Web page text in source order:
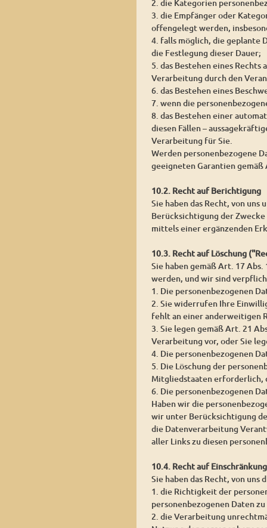
2. die Kategorien
3. die Empfänger oder
offengelegt werden,
4. falls möglich, die geplante
die Festlegung dieser Dauer;
5. das Bestehen eines
Verarbeitung durch den
6. das Bestehen eines
7. wenn die
8. das Bestehen einer
diesen Fällen –
Verarbeitung für Sie.
Werden personenbezogene
geeigneten Garantien
10.2. Recht auf Berichtigung
Sie haben das Recht, von
Berücksichtigung der
mittels einer ergänzenden
10.3. Recht auf Löschung
Sie haben gemäß Art. 17
werden, und wir sind
1. Die personenbezogenen
2. Sie widerrufen Ihre
fehlt an einer anderweitigen
3. Sie legen gemäß Art. 21
Verarbeitung vor, oder Sie
4. Die personenbezogenen
5. Die Löschung der
Mitgliedstaaten erforderlich,
6. Die personenbezogenen
Haben wir die
wir unter Berücksichtigung
die Datenverarbeitung
aller Links zu diesen
10.4. Recht auf
Sie haben das Recht, von
1. die Richtigkeit der
personenbezogenen Daten
2. die Verarbeitung